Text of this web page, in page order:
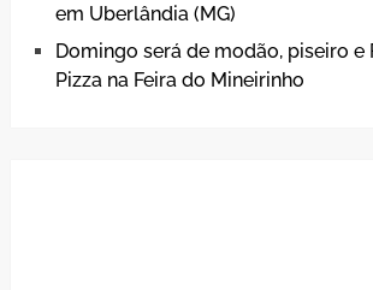
em Uberlândia (MG)
Domingo será de modão, piseiro e
Pizza na Feira do Mineirinho